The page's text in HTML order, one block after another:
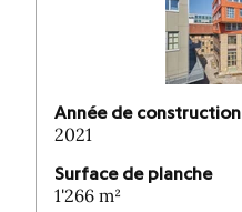
Année de construction
2021
Surface de planche
1'266 m²